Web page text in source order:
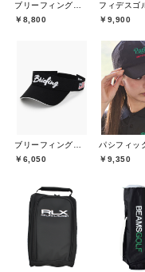
￥8,800
￥9,900
ブリーフィングゴルフ(BRIEFING GOLF)
￥6,050
￥9,350